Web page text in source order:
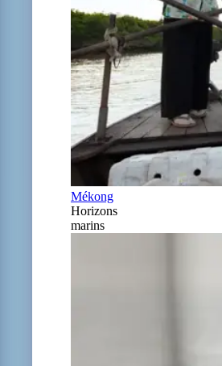
Mékong
Horizons
marins